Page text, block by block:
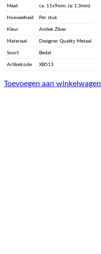
Maat ca. 11x9mm, (ᴓ 1.3mm)
Hoeveelheid Per stuk
Kleur Antiek Zilver
Materiaal Designer Quality Metaal
Soort Bedel
Artikelcode XB513
Toevoegen aan winkelwagen